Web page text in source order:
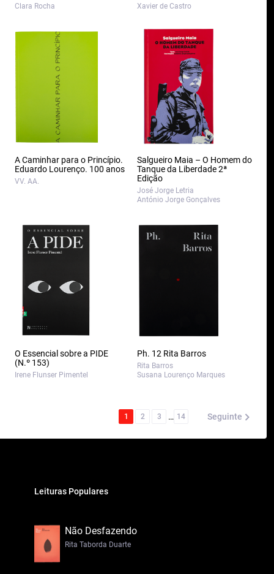
Clara Rocha Xavier de Castro
A Caminhar para o Princípio.
Eduardo Lourenço. 100 anos
VV. AA.
Salgueiro Maia – O Homem do
Tanque da Liberdade 2ª
Edição
José Jorge Letria
António Jorge Gonçalves
O Essencial sobre a PIDE
(N.º 153)
Irene Flunser Pimentel
Ph. 12 Rita Barros
Rita Barros
Susana Lourenço Marques
1 2 3 … 14 Seguinte
Leituras Populares
Não Desfazendo
Rita Taborda Duarte